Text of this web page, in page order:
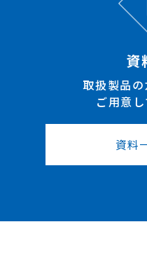
資
取扱製品
ご用意し
資料